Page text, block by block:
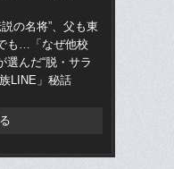
の名将”、父も東
も…「なぜ他校
選んだ“脱・サラ
LINE」秘話